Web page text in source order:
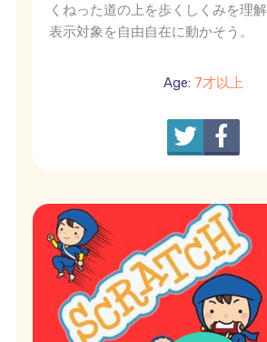
くねった道の上を歩くしくみを理解
表示対象を自由自在に動かそう。
Age: 7才以上